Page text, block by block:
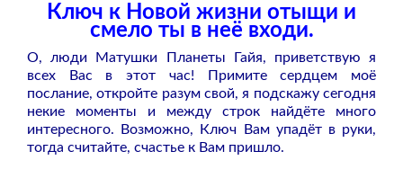
Ключ к Новой жизни отыщи и
смело ты в неё входи.
О, люди Матушки Планеты Гайя, приветствую я
всех Вас в этот час! Примите сердцем моё
послание, откройте разум свой, я подскажу сегодня
некие моменты и между строк найдёте много
интересного. Возможно, Ключ Вам упадёт в руки,
тогда считайте, счастье к Вам пришло.